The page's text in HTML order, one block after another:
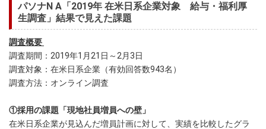
パソナN A「2019年 在米日系企業対象 給与・福利厚
生調査」結果で見えた課題
調査概要
調査期間：2019年1月21日～2月3日
調査対象：在米日系企業（有効回答数943名）
調査方法：オンライン調査
①採用の課題「現地社員増員への壁」
在米日系企業が見込んだ増員計画に対して、実績を比較したグラ